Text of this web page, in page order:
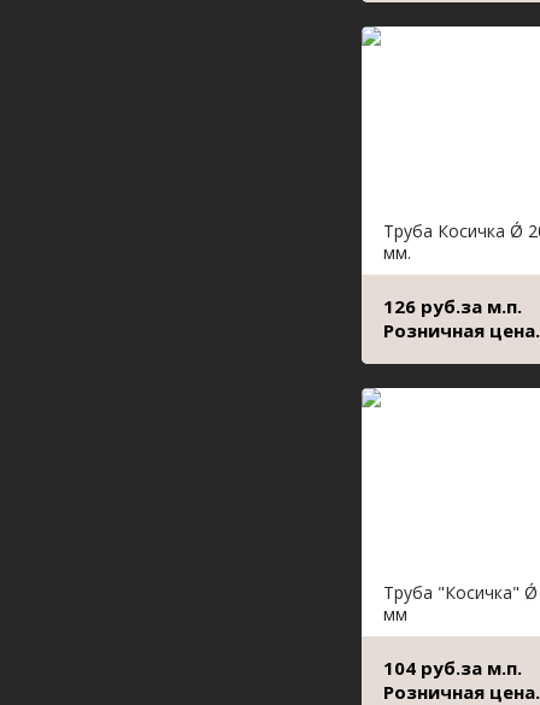
Труба Косичка Ǿ
мм.
126 руб.за м.п.
Розничная цена.
Труба "Косичка"
мм
104 руб.за м.п.
Розничная цена.